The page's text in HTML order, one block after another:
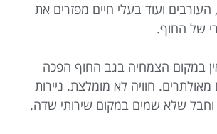
העורבים ועוד בעלי חיים מפזרים את
של החוף.
במקום הצמחיה בגב החוף הפכה
מאולתרים. חוויה לא מומלצת. ניירות
וחבל שלא שמים במקום שירותי שדה.